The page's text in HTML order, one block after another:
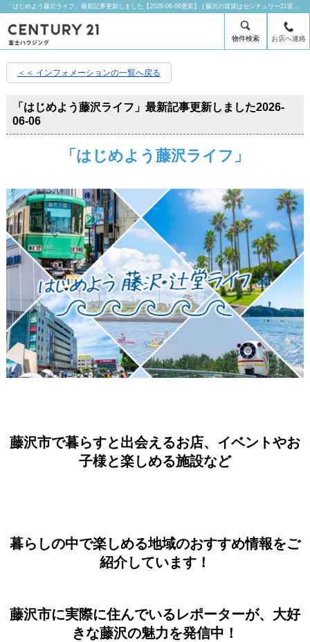
「はじめよう藤沢ライフ」最新記事更新しました【2026-06-06更新】 | 藤沢の賃貸はセンチュリー21富士ハウジングにお任せ下さい！
物件検索 お店へ連絡
＜＜ インフォメーションの一覧へ戻る
「はじめよう藤沢ライフ」最新記事更新しました2026-
06-06
「はじめよう藤沢ライフ」
藤沢市で暮らすと出会えるお店、イベントやお
子様と楽しめる施設など
暮らしの中で楽しめる地域のおすすめ情報をご
紹介しています！
藤沢市に実際に住んでいるレポーターが、大好
きな藤沢の魅力を発信中！